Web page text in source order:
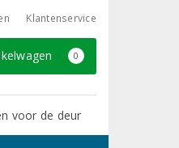
Klantenservice
0
voor de deur